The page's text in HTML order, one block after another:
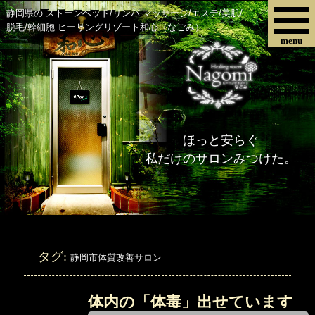
静岡県の ストーンベッド/リンパ マッサージ/エステ/美肌/
脱毛/幹細胞 ヒーリングリゾート和心（なごみ）
menu
ほっと安らぐ
私だけのサロンみつけた。
タグ:静岡市体質改善サロン
体内の「体毒」出せています